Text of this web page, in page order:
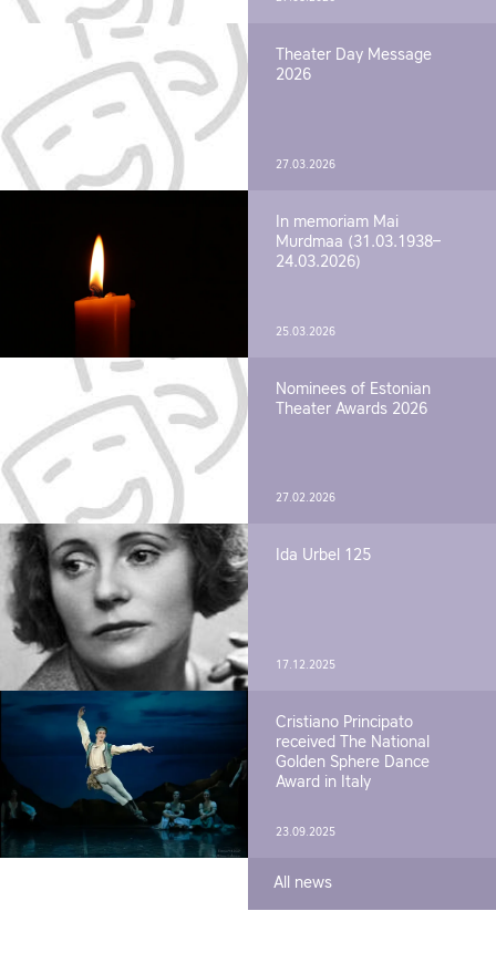
Theater Day Message
2026
27.03.2026
In memoriam Mai
Murdmaa (31.03.1938–
24.03.2026)
25.03.2026
Nominees of Estonian
Theater Awards 2026
27.02.2026
Ida Urbel 125
17.12.2025
Cristiano Principato
received The National
Golden Sphere Dance
Award in Italy
23.09.2025
All news